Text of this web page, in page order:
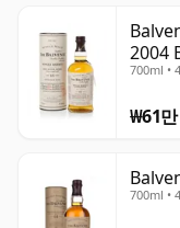
2004
700ml •
₩61만
700ml •